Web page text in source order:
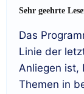
Sehr geehrte
Das
Linie der
Anliegen ist,
Themen in